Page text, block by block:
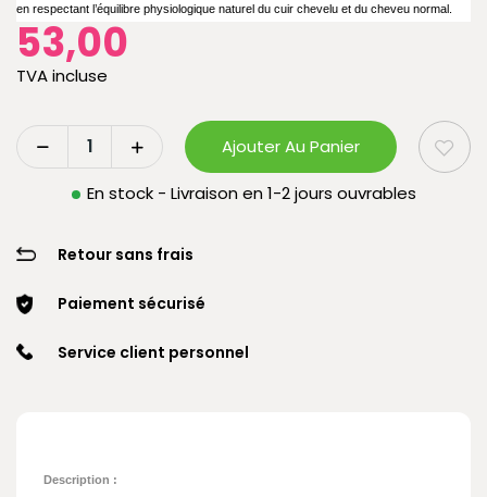
en respectant l’équilibre physiologique naturel du cuir chevelu et du cheveu normal.
53,00
TVA incluse
Ajouter Au Panier
En stock - Livraison en 1-2 jours ouvrables
Retour sans frais
Paiement sécurisé
Service client personnel
Description :